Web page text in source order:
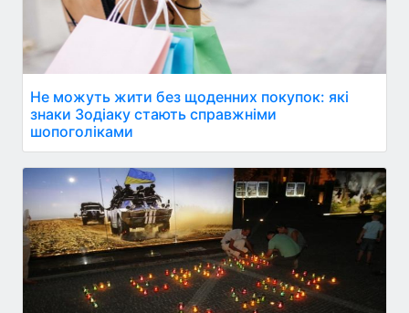
Не можуть жити без щоденних покупок: які
знаки Зодіаку стають справжніми
шопоголіками